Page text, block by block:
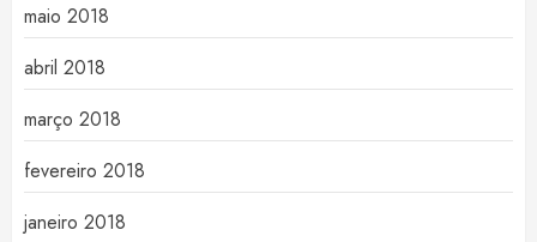
maio 2018
abril 2018
março 2018
fevereiro 2018
janeiro 2018